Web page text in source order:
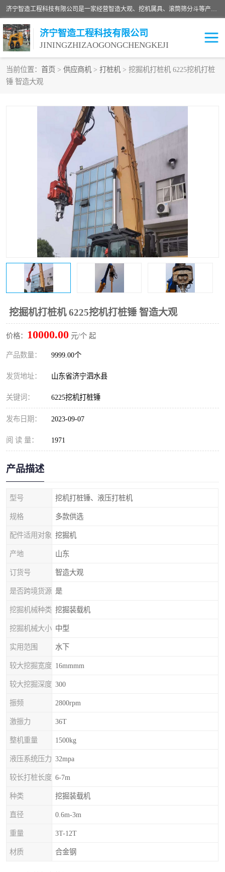
济宁智造工程科技有限公司是一家经营智造大观、挖机属具、滚筒筛分斗等产品的滑移装载机厂家。济宁智造工程科技有限公司奉行以质量赢得用户，诚信为本，互利共赢的宗旨，依靠雄厚的技术力量，科学的管理制度，先进的加工检测设备，始终坚持以客户为中心，免费咨询！
济宁智造工程科技有限公司
JININGZHIZAOGONGCHENGKEJI
当前位置： 首页 > 供应商机 > 打桩机 > 挖掘机打桩机 6225挖机打桩
锤 智造大观
挖掘机打桩机 6225挖机打桩锤 智造大观
价格： 10000.00 元/个 起
产品数量： 9999.00个
发货地址： 山东省济宁泗水县
关键词： 6225挖机打桩锤
发布日期： 2023-09-07
阅 读 量： 1971
产品描述
型号 挖机打桩锤、液压打桩机
规格 多款供选
配件适用对象 挖掘机
产地 山东
订货号 智造大观
是否跨境货源 是
挖掘机械种类 挖掘装载机
挖掘机械大小 中型
实用范围 水下
较大挖掘宽度 16mmmm
较大挖掘深度 300
振频 2800rpm
激振力 36T
整机重量 1500kg
液压系统压力 32mpa
较长打桩长度 6-7m
种类 挖掘装载机
直径 0.6m-3m
重量 3T-12T
材质 合金钢
振动夯
移动破碎机
粉碎钳
土壤修复
开沟机
破碎机
打桩机 压路机
枕木机 滑移装载机
清扫器
挖树机 拓荒机
滚筒筛
挖掘机破碎斗